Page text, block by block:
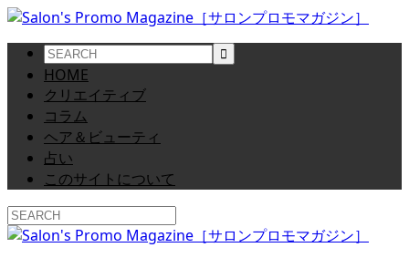
HOME
クリエイティブ
コラム
ヘア＆ビューティ
占い
このサイトについて